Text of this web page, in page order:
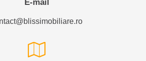
E-mail